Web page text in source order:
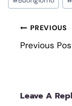
Tags:
Post
Navigation
PREVIOUS
Previous
Leave A